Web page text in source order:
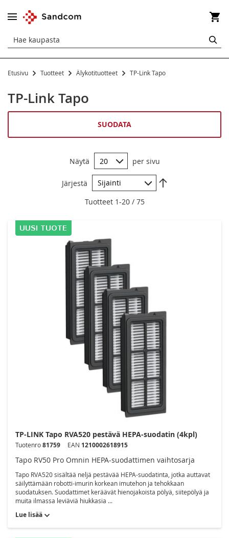
Etusivu Tuotteet Älykotituotteet TP-Link Tapo
TP-Link Tapo
Tuotteet 1-20/ 75
Näytä per sivu
Järjestä
TP-LINK Tapo RVA520 pestävä HEPA-suodatin (4kpl)
Tuotenro81759 EAN 1210002618915
Tapo RV50 Pro Omnin HEPA-suodattimen vaihtosarja
Tapo RVA520 sisältää neljä pestävää HEPA-suodatinta, jotka auttavat
säilyttämään robotti-imurin korkean imutehon ja tehokkaan
suodatuksen. Suodattimet keräävät hienojakoista pölyä, siitepölyä ja
muita ilmassa leviäviä hiukkasia ...
Lue lisää
Älykotituotteet
TP-Link Tapo
SUODATA